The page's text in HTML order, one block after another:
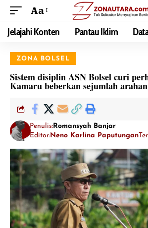
Aa
Jelajahi Konten Pantau Iklim
ZONA BOLSEL
Sistem disiplin ASN Bolsel curi
Kamaru beberkan sejumlah
Penulis:Romansyah Banjar
Editor:Neno Karlina Paputungan